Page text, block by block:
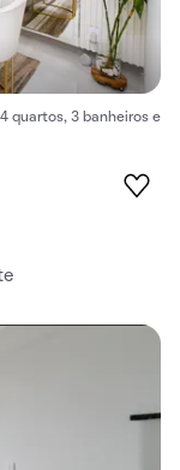
quartos, 3 banheiros e